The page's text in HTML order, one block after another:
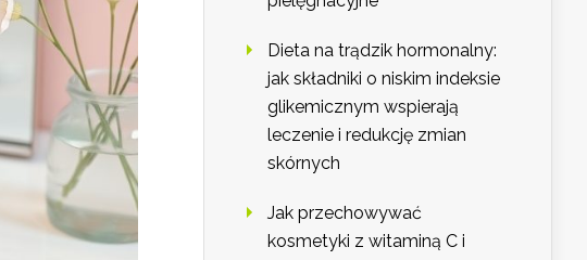
Dieta na trądzik hormonalny:
jak składniki o niskim indeksie
glikemicznym wspierają
leczenie i redukcję zmian
skórnych
Jak przechowywać
kosmetyki z witaminą C i